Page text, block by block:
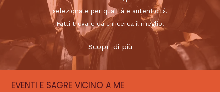
selezionate per qualità e autenticità.
Fatti trovare da chi cerca il meglio!
Scopri di più
EVENTI E SAGRE VICINO A ME